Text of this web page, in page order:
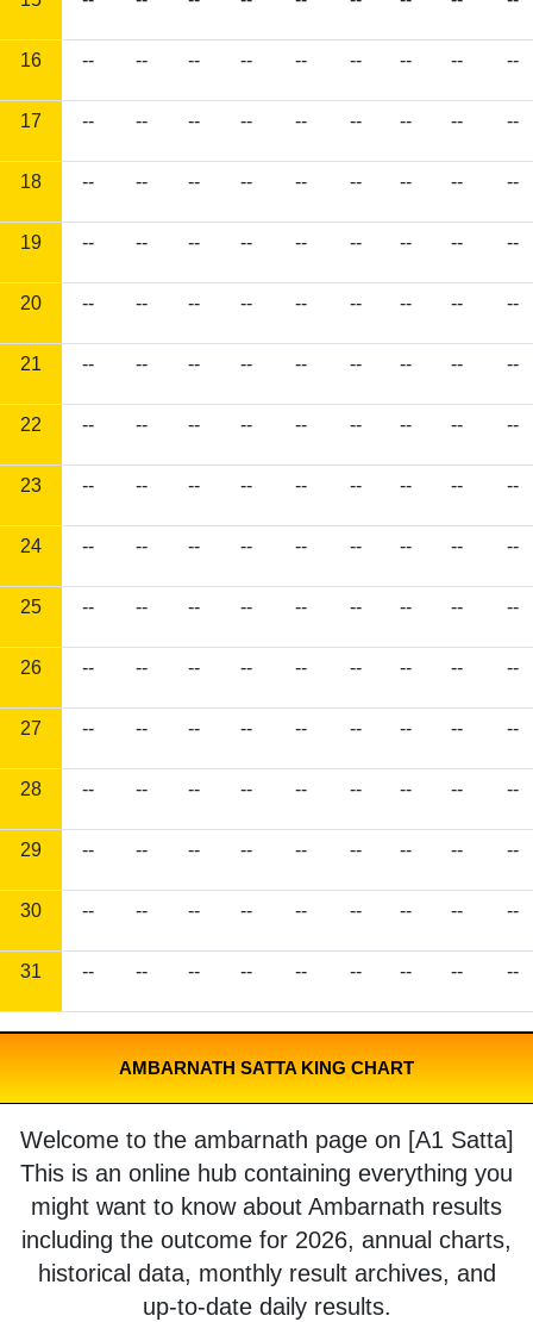
16 -- -- -- -- -- -- -- -- --
17 -- -- -- -- -- -- -- -- --
18 -- -- -- -- -- -- -- -- --
19 -- -- -- -- -- -- -- -- --
20 -- -- -- -- -- -- -- -- --
21 -- -- -- -- -- -- -- -- --
22 -- -- -- -- -- -- -- -- --
23 -- -- -- -- -- -- -- -- --
24 -- -- -- -- -- -- -- -- --
25 -- -- -- -- -- -- -- -- --
26 -- -- -- -- -- -- -- -- --
27 -- -- -- -- -- -- -- -- --
28 -- -- -- -- -- -- -- -- --
29 -- -- -- -- -- -- -- -- --
30 -- -- -- -- -- -- -- -- --
31 -- -- -- -- -- -- -- -- --
AMBARNATH SATTA KING CHART
Welcome to the ambarnath page on [A1 Satta]
This is an online hub containing everything you
might want to know about Ambarnath results
including the outcome for 2026, annual charts,
historical data, monthly result archives, and
up-to-date daily results.